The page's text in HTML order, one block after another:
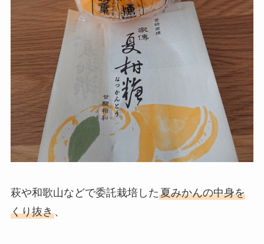
萩や和歌山などで委託栽培した夏みかんの中身を
くり抜き、